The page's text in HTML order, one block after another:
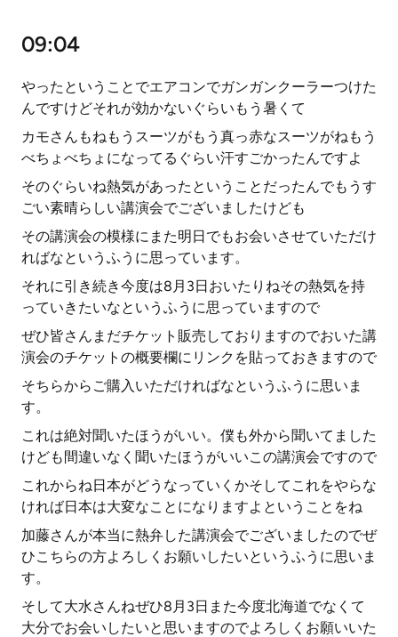
09:04
やったということでエアコンでガンガンクーラーつけた
んですけどそれが効かないぐらいもう暑くて
カモさんもねもうスーツがもう真っ赤なスーツがねもう
べちょべちょになってるぐらい汗すごかったんですよ
そのぐらいね熱気があったということだったんでもうす
ごい素晴らしい講演会でございましたけども
その講演会の模様にまた明日でもお会いさせていただけ
ればなというふうに思っています。
それに引き続き今度は8月3日おいたりねその熱気を持
っていきたいなというふうに思っていますので
ぜひ皆さんまだチケット販売しておりますのでおいた講
演会のチケットの概要欄にリンクを貼っておきますので
そちらからご購入いただければなというふうに思いま
す。
これは絶対聞いたほうがいい。僕も外から聞いてました
けども間違いなく聞いたほうがいいこの講演会ですので
これからね日本がどうなっていくかそしてこれをやらな
ければ日本は大変なことになりますよということをね
加藤さんが本当に熱弁した講演会でございましたのでぜ
ひこちらの方よろしくお願いしたいというふうに思いま
す。
そして大水さんねぜひ8月3日また今度北海道でなくて
大分でお会いしたいと思いますのでよろしくお願いいた